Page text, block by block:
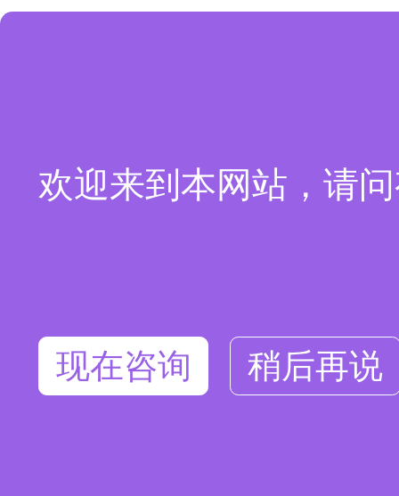
欢迎来到本网站，请
现在咨询 稍后再说